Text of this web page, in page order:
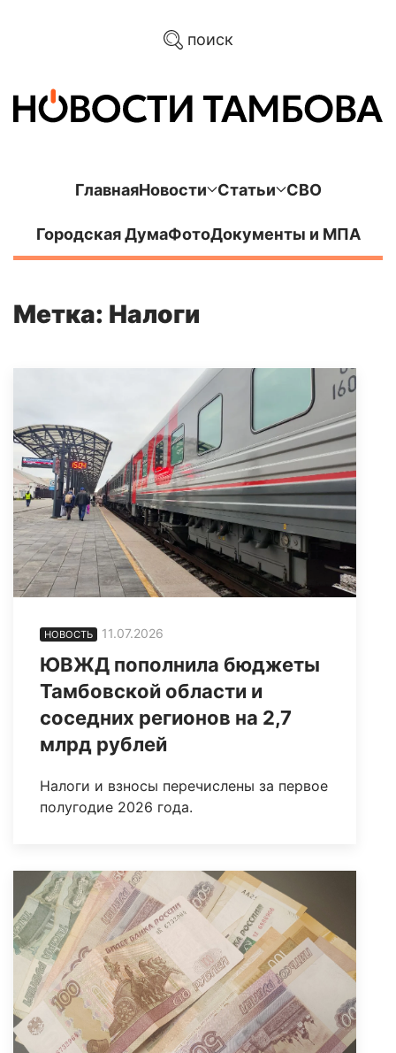
поиск
ГлавнаяНовости Статьи СВО
Городская ДумаФотоДокументы и МПА
Метка: Налоги
НОВОСТЬ 11.07.2026
ЮВЖД пополнила бюджеты
Тамбовской области и
соседних регионов на 2,7
млрд рублей
Налоги и взносы перечислены за первое
полугодие 2026 года.